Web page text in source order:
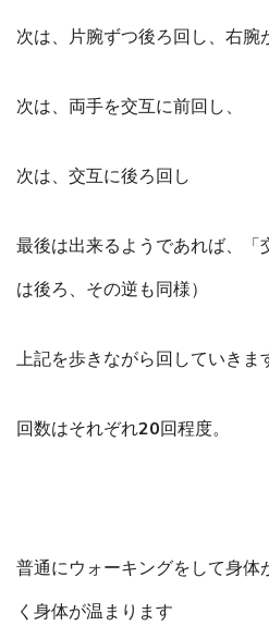
次は、片腕ずつ後ろ回し、右腕
次は、両手を交互に前回し、
次は、交互に後ろ回し
最後は出来るようであれば、
は後ろ、その逆も同様）
上記を歩きながら回していきま
回数はそれぞれ20回程度。
普通にウォーキングをして身
く身体が温まります